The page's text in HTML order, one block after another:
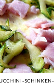
SCHINKEN-